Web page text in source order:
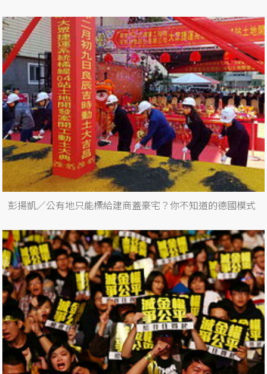
彭揚凱／公有地只能標給建商蓋豪宅？你不知道的德國模式